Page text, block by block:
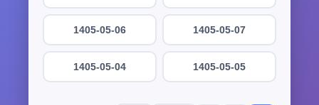
1405-05-07
1405-05-06
1405-05-05
1405-05-04